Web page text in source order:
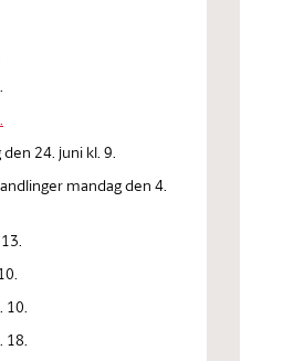
24. juni kl. 9.
mandag den 4.
10.
18.